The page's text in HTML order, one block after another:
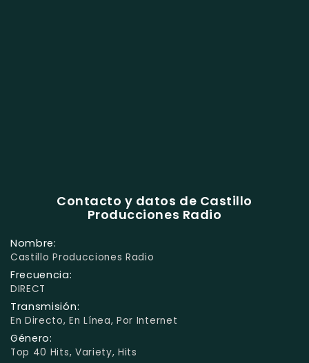
Contacto y datos de Castillo
Producciones Radio
Nombre:
Castillo Producciones Radio
Frecuencia:
DIRECT
Transmisión:
En Directo, En Línea, Por Internet
Género:
Top 40 Hits, Variety, Hits